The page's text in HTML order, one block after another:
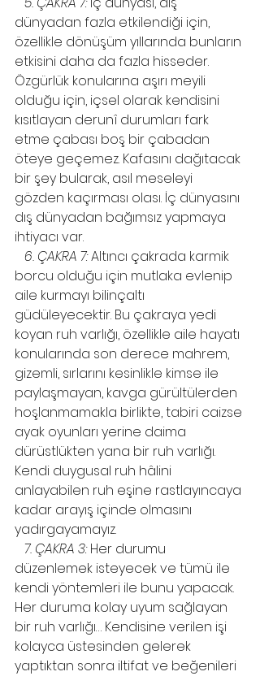
dünyadan fazla etkilendiği için,
özellikle dönüşüm yıllarında bunların
etkisini daha da fazla hisseder.
Özgürlük konularına aşırı meyili
olduğu için, içsel olarak kendisini
kısıtlayan derunî durumları fark
etme çabası boş bir çabadan
öteye geçemez. Kafasını dağıtacak
bir şey bularak, asıl meseleyi
gözden kaçırması olası. İç dünyasını
dış dünyadan bağımsız yapmaya
ihtiyacı var.
6. ÇAKRA 7: Altıncı çakrada karmik
borcu olduğu için mutlaka evlenip
aile kurmayı bilinçaltı
güdüleyecektir. Bu çakraya yedi
koyan ruh varlığı, özellikle aile hayatı
konularında son derece mahrem,
gizemli, sırlarını kesinlikle kimse ile
paylaşmayan, kavga gürültülerden
hoşlanmamakla birlikte, tabiri caizse
ayak oyunları yerine daima
dürüstlükten yana bir ruh varlığı.
Kendi duygusal ruh hâlini
anlayabilen ruh eşine rastlayıncaya
kadar arayış içinde olmasını
yadırgayamayız.
7. ÇAKRA 3: Her durumu
düzenlemek isteyecek ve tümü ile
kendi yöntemleri ile bunu yapacak.
Her duruma kolay uyum sağlayan
bir ruh varlığı… Kendisine verilen işi
kolayca üstesinden gelerek
yaptıktan sonra iltifat ve beğenileri